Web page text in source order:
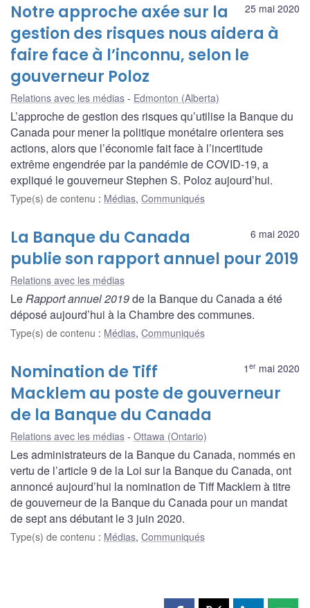
25 mai 2020
Notre approche axée sur la
gestion des risques nous aidera à
faire face à l’inconnu, selon le
gouverneur Poloz
Relations avec les médias Edmonton (Alberta)
L’approche de gestion des risques qu’utilise la Banque du
Canada pour mener la politique monétaire orientera ses
actions, alors que l’économie fait face à l’incertitude
extrême engendrée par la pandémie de COVID-19, a
expliqué le gouverneur Stephen S. Poloz aujourd’hui.
Type(s) de contenu : Médias, Communiqués
6 mai 2020
La Banque du Canada
publie son rapport annuel pour 2019
Relations avec les médias
LeRapport annuel 2019de la Banque du Canada a été
déposé aujourd’hui à la Chambre des communes.
Type(s) de contenu : Médias, Communiqués
1 er mai 2020
Nomination de Tiff
Macklem au poste de gouverneur
de la Banque du Canada
Relations avec les médias Ottawa (Ontario)
Les administrateurs de la Banque du Canada, nommés en
vertu de l’article 9 de la Loi sur la Banque du Canada, ont
annoncé aujourd’hui la nomination de Tiff Macklem à titre
de gouverneur de la Banque du Canada pour un mandat
de sept ans débutant le 3 juin 2020.
Type(s) de contenu : Médias, Communiqués